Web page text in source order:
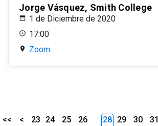
Jorge Vásquez, Smith College
1 de Diciembre de 2020
17:00
Zoom
<< < 23 24 25
26
28 29 30
31